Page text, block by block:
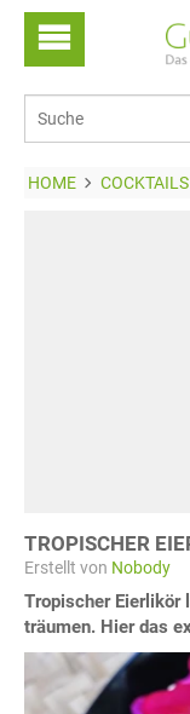
HOME COCKTAILS
TROPISCHER
Erstellt von Nobody
Tropischer Eierlikör
träumen. Hier das